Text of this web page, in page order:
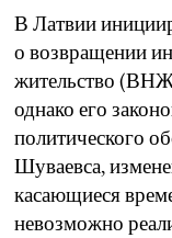
В Латвии
о возвращении
жительство
однако его
политического
Шуваевса,
касающиеся
невозможно